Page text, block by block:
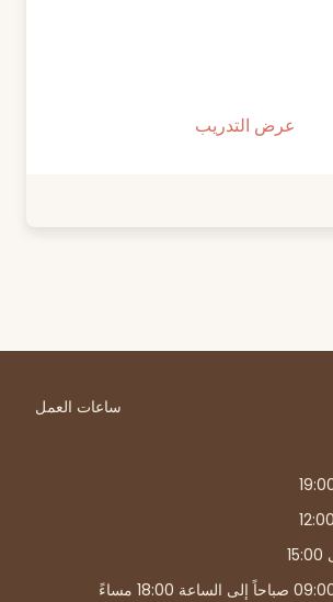
عرض التدريب
ساعات العمل